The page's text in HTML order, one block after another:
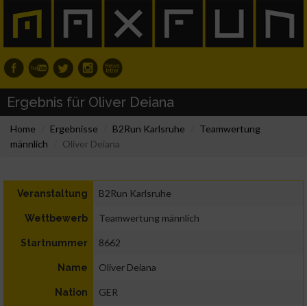
Ergebnis für Oliver Deiana
Home Ergebnisse B2Run Karlsruhe
Teamwertung
männlich
Oliver Deiana
Veranstaltung B2Run Karlsruhe
Wettbewerb Teamwertung männlich
Startnummer 8662
Name Oliver Deiana
Nation GER